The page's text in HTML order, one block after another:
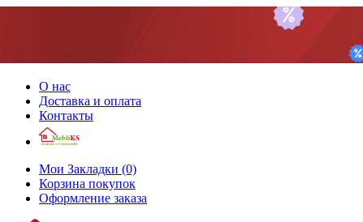
О нас
Доставка и оплата
Контакты
Мои Закладки (0)
Корзина покупок
Оформление заказа